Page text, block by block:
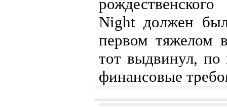
Night должен
первом тяжелом
тот выдвинул,
финансовые